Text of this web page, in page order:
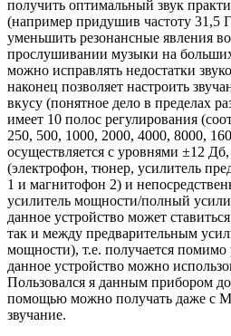
получить оптимальный звук
(например придушив частоту 31,5
уменьшить резонансные явления
прослушивании музыки на
можно исправлять недостатки
наконец позволяет настроить
вкусу (понятное дело в пределах
имеет 10 полос регулирования
250, 500, 1000, 2000, 4000, 8000,
осуществляется с уровнями ±12
(электрофон, тюнер, усилитель
1 и магнитофон 2) и
усилитель мощности/полный
данное устройство может
так и между предварительным
мощности), т.е. получается помимо
данное устройство можно
Пользовался я данным прибором
помощью можно получать даже с
звучание.